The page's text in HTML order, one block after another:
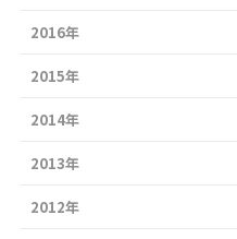
2016年
2015年
2014年
2013年
2012年